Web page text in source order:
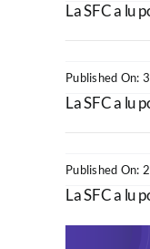
La SFC a lu
Published On:
La SFC a lu
Published On:
La SFC a lu